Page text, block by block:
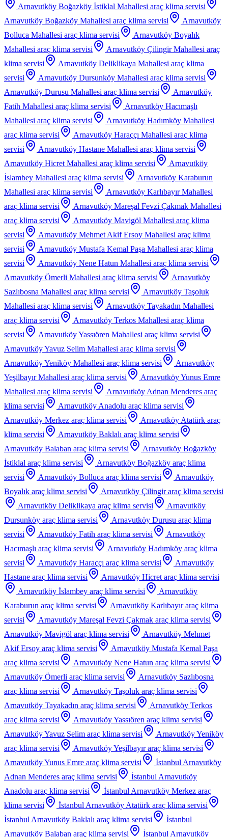
Arnavutköy Boğazköy İstiklal Mahallesi araç klima servisi
Arnavutköy Boğazköy Mahallesi araç klima servisi
Arnavutköy
Bolluca Mahallesi araç klima servisi
Arnavutköy Boyalık
Mahallesi araç klima servisi Arnavutköy Çilingir Mahallesi araç
klima servisi
Arnavutköy Deliklikaya Mahallesi araç klima
servisi
Arnavutköy Dursunköy Mahallesi araç klima servisi
Arnavutköy Durusu Mahallesi araç klima servisi
Arnavutköy
Fatih Mahallesi araç klima servisi
Arnavutköy Hacımaşlı
Mahallesi araç klima servisi
Arnavutköy Hadımköy Mahallesi
araç klima servisi
Arnavutköy Haraççı Mahallesi araç klima
servisi
Arnavutköy Hastane Mahallesi araç klima servisi
Arnavutköy Hicret Mahallesi araç klima servisi
Arnavutköy
İslambey Mahallesi araç klima servisi
Arnavutköy Karaburun
Mahallesi araç klima servisi
Arnavutköy Karlıbayır Mahallesi
araç klima servisi
Arnavutköy Mareşal Fevzi Çakmak Mahallesi
araç klima servisi
Arnavutköy Mavigöl Mahallesi araç klima
servisi
Arnavutköy Mehmet Akif Ersoy Mahallesi araç klima
servisi
Arnavutköy Mustafa Kemal Paşa Mahallesi araç klima
servisi
Arnavutköy Nene Hatun Mahallesi araç klima servisi
Arnavutköy Ömerli Mahallesi araç klima servisi
Arnavutköy
Sazlıbosna Mahallesi araç klima servisi
Arnavutköy Taşoluk
Mahallesi araç klima servisi
Arnavutköy Tayakadın Mahallesi
araç klima servisi
Arnavutköy Terkos Mahallesi araç klima
servisi
Arnavutköy Yassıören Mahallesi araç klima servisi
Arnavutköy Yavuz Selim Mahallesi araç klima servisi
Arnavutköy Yeniköy Mahallesi araç klima servisi
Arnavutköy
Yeşilbayır Mahallesi araç klima servisi
Arnavutköy Yunus Emre
Mahallesi araç klima servisi Arnavutköy Adnan Menderes araç
klima servisi
Arnavutköy Anadolu araç klima servisi
Arnavutköy Merkez araç klima servisi Arnavutköy Atatürk araç
klima servisi
Arnavutköy Baklalı araç klima servisi
Arnavutköy Balaban araç klima servisi
Arnavutköy Boğazköy
İstiklal araç klima servisi Arnavutköy Boğazköy araç klima
servisi
Arnavutköy Bolluca araç klima servisi
Arnavutköy
Boyalık araç klima servisi Arnavutköy Çilingir araç klima servisi
Arnavutköy Deliklikaya araç klima servisi
Arnavutköy
Dursunköy araç klima servisi Arnavutköy Durusu araç klima
servisi
Arnavutköy Fatih araç klima servisi
Arnavutköy
Hacımaşlı araç klima servisi Arnavutköy Hadımköy araç klima
servisi
Arnavutköy Haraççı araç klima servisi
Arnavutköy
Hastane araç klima servisi Arnavutköy Hicret araç klima servisi
Arnavutköy İslambey araç klima servisi
Arnavutköy
Karaburun araç klima servisi Arnavutköy Karlıbayır araç klima
servisi
Arnavutköy Mareşal Fevzi Çakmak araç klima servisi
Arnavutköy Mavigöl araç klima servisi
Arnavutköy Mehmet
Akif Ersoy araç klima servisi
Arnavutköy Mustafa Kemal Paşa
araç klima servisi
Arnavutköy Nene Hatun araç klima servisi
Arnavutköy Ömerli araç klima servisi
Arnavutköy Sazlıbosna
araç klima servisi
Arnavutköy Taşoluk araç klima servisi
Arnavutköy Tayakadın araç klima servisi
Arnavutköy Terkos
araç klima servisi
Arnavutköy Yassıören araç klima servisi
Arnavutköy Yavuz Selim araç klima servisi
Arnavutköy Yeniköy
araç klima servisi
Arnavutköy Yeşilbayır araç klima servisi
Arnavutköy Yunus Emre araç klima servisi
İstanbul Arnavutköy
Adnan Menderes araç klima servisi
İstanbul Arnavutköy
Anadolu araç klima servisi İstanbul Arnavutköy Merkez araç
klima servisi
İstanbul Arnavutköy Atatürk araç klima servisi
İstanbul Arnavutköy Baklalı araç klima servisi
İstanbul
Arnavutköy Balaban araç klima servisi
İstanbul Arnavutköy